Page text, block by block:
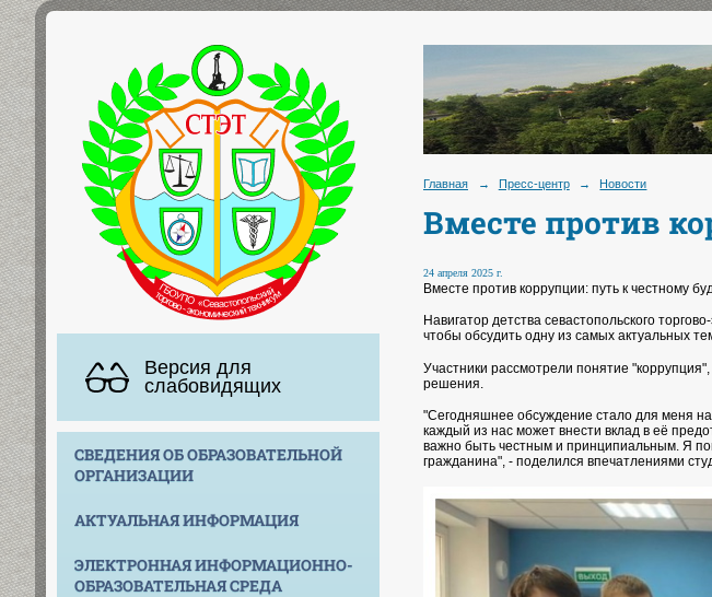
Версия для
слабовидящих
СВЕДЕНИЯ ОБ ОБРАЗОВАТЕЛЬНОЙ
ОРГАНИЗАЦИИ
АКТУАЛЬНАЯ ИНФОРМАЦИЯ
ЭЛЕКТРОННАЯ ИНФОРМАЦИОННО-
ОБРАЗОВАТЕЛЬНАЯ СРЕДА
Главная → Пресс-центр → Новости
Вместе против
24 апреля 2025 г.
Вместе против коррупции: путь к честному
Навигатор детства севастопольского
чтобы обсудить одну из самых актуальных
Участники рассмотрели понятие
решения.
"Сегодняшнее обсуждение стало для меня
каждый из нас может внести вклад в её
важно быть честным и принципиальным. Я
гражданина", - поделился впечатлениями